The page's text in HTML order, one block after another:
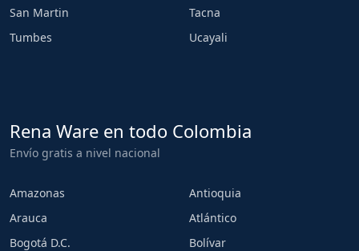
San Martin
Tacna
Tumbes
Ucayali
Rena Ware en todo Colombia
Envío gratis a nivel nacional
Amazonas
Antioquia
Arauca
Atlántico
Bogotá D.C.
Bolívar